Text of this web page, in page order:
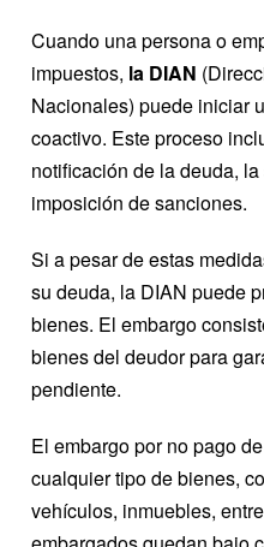
Cuando una persona o
impuestos, la DIAN
Nacionales) puede iniciar
coactivo. Este proceso
notificación de la deuda,
imposición de sanciones.
Si a pesar de estas
su deuda, la DIAN puede
bienes. El embargo
bienes del deudor para
pendiente.
El embargo por no pago
cualquier tipo de bienes,
vehículos, inmuebles,